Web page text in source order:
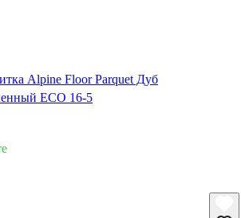
Alpine Floor Parquet Дуб
ECO 16-5